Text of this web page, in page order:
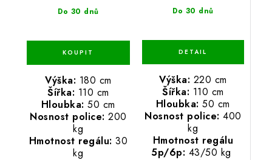
Do 30 dnů
Výška: 180 cm
Šířka: 110 cm
Hloubka: 50 cm
Nosnost police: 200
kg
Hmotnost regálu: 30
kg
Do 30 dnů
Výška: 220 cm
Šířka: 110 cm
Hloubka: 50 cm
Nosnost police: 400
kg
Hmotnost regálu
5p/6p: 43/50 kg